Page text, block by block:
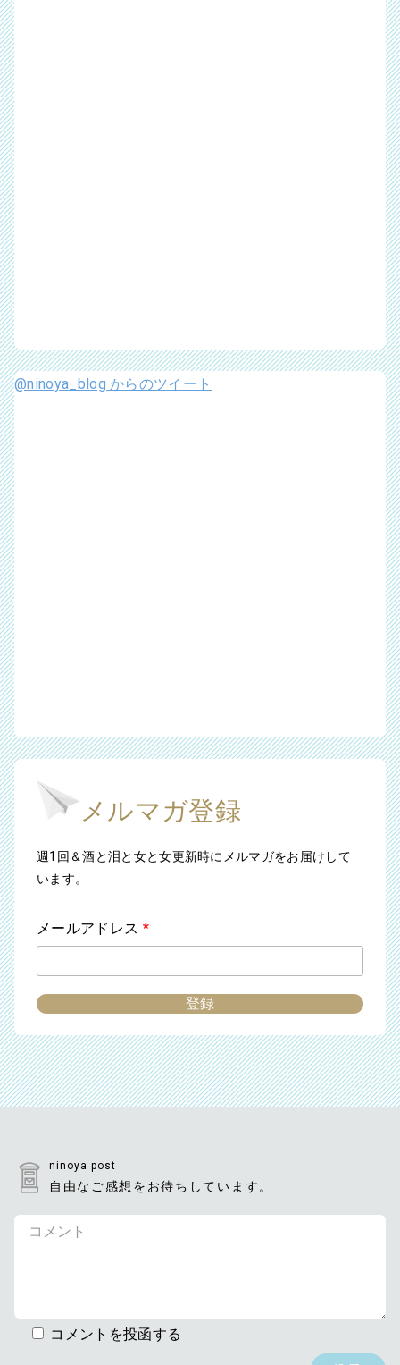
@ninoya_blog からのツイート
メルマガ登録
週1回＆酒と泪と女と女更新時にメルマガをお届けして
います。
メールアドレス *
ninoya post
自由なご感想をお待ちしています。
コメントを投函する